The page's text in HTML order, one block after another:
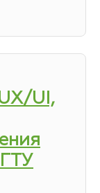
UI,